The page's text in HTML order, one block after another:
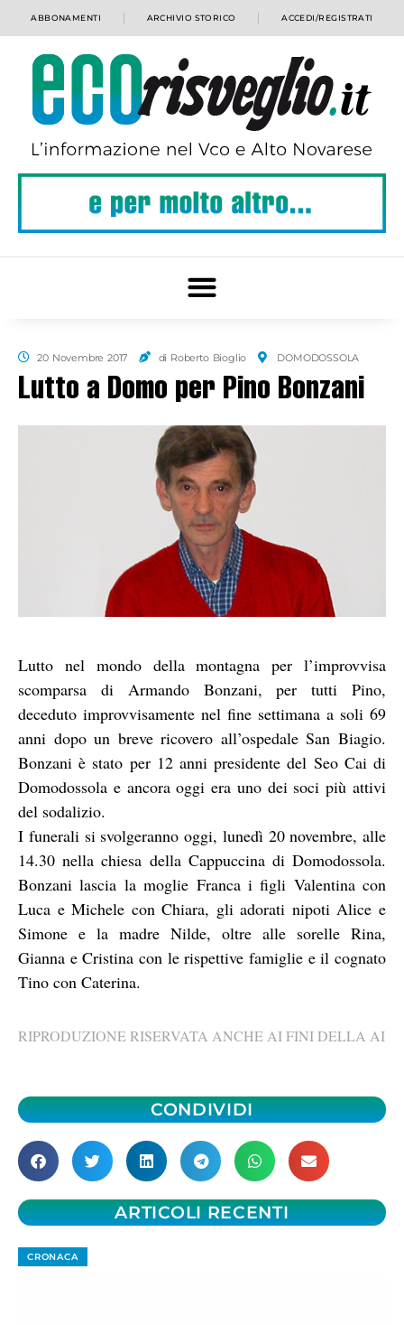
ABBONAMENTI ARCHIVIO STORICO ACCEDI/REGISTRATI
20 Novembre 2017 di Roberto Bioglio DOMODOSSOLA
Lutto a Domo per Pino Bonzani
Lutto nel mondo della montagna per l’improvvisa
scomparsa di Armando Bonzani, per tutti Pino,
deceduto improvvisamente nel fine settimana a soli 69
anni dopo un breve ricovero all’ospedale San Biagio.
Bonzani è stato per 12 anni presidente del Seo Cai di
Domodossola e ancora oggi era uno dei soci più attivi
del sodalizio.
I funerali si svolgeranno oggi, lunedì 20 novembre, alle
14.30 nella chiesa della Cappuccina di Domodossola.
Bonzani lascia la moglie Franca i figli Valentina con
Luca e Michele con Chiara, gli adorati nipoti Alice e
Simone e la madre Nilde, oltre alle sorelle Rina,
Gianna e Cristina con le rispettive famiglie e il cognato
Tino con Caterina.
RIPRODUZIONE RISERVATA ANCHE AI FINI DELLA AI
CONDIVIDI
ARTICOLI RECENTI
CRONACA